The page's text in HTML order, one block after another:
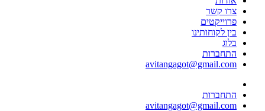
צרו קשר
פרוייקטים
בין לקוחותינו
בלוג
התחברות
avitangagot@gmail.com
התחברות
avitangagot@gmail.com